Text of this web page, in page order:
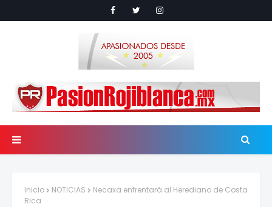
Inicio NOTICIAS
Necaxa enfrentará al Herediano de Costa
Rica